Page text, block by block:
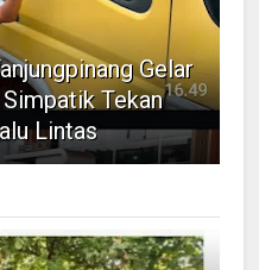
Gelar
Simpatik Tekan
Lintas